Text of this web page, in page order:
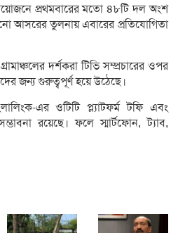
প্রথমবারের মতো ৪৮টি দল অংশ
আসরের তুলনায় এবারের প্রতিযোগিতা
দর্শকরা টিভি সম্প্রচারের ওপর
জন্য গুরুত্বপূর্ণ হয়ে উঠেছে।
এর ওটিটি প্ল্যাটফর্ম টফি এবং
রয়েছে। ফলে স্মার্টফোন, ট্যাব,